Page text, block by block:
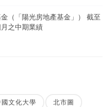
（「陽光房地產基金」） 截至
之中期業績
文化大學 北市圖